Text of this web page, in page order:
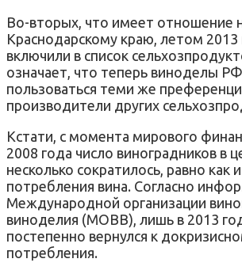
Во-вторых, что имеет отношение
Краснодарскому краю, летом 2013
включили в список
означает, что теперь виноделы
пользоваться теми же
производители других
Кстати, с момента мирового
2008 года число виноградников в
несколько сократилось, равно как
потребления вина. Согласно
Международной организации
виноделия (МОВВ), лишь в 2013
постепенно вернулся к
потребления.